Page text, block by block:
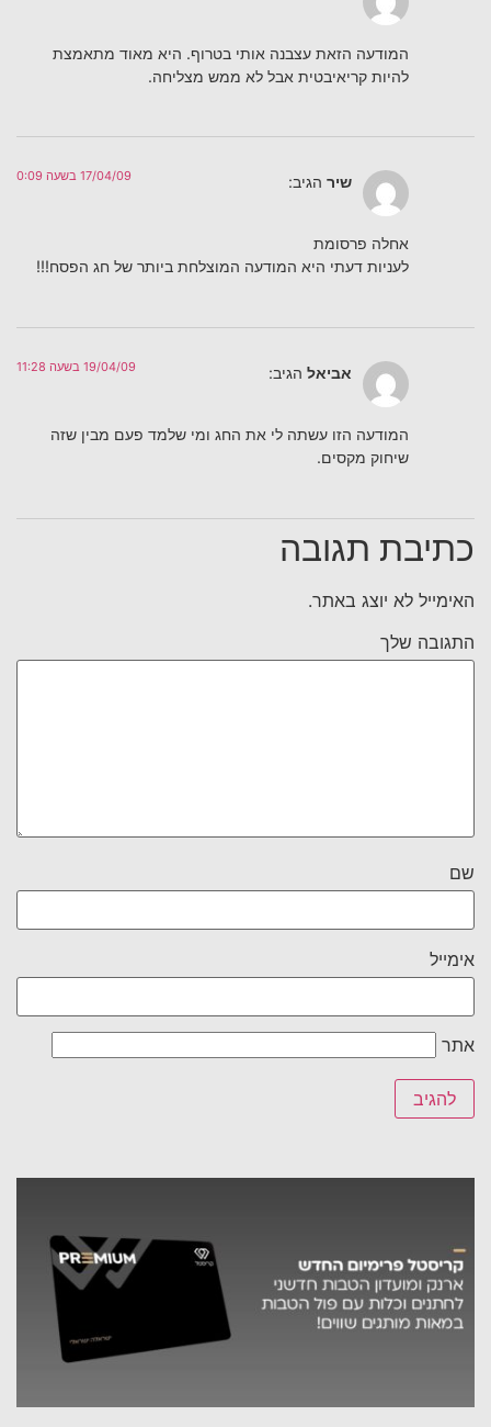
המודעה הזאת עצבנה אותי בטרוף. היא מאוד מתאמצת
להיות קריאיבטית אבל לא ממש מצליחה.
שיר הגיב: 17/04/09 בשעה 0:09
אחלה פרסומת
לעניות דעתי היא המודעה המוצלחת ביותר של חג הפסח!!!
אביאל הגיב: 19/04/09 בשעה 11:28
המודעה הזו עשתה לי את החג ומי שלמד פעם מבין שזה
שיחוק מקסים.
כתיבת תגובה
האימייל לא יוצג באתר.
התגובה שלך
שם
אימייל
אתר